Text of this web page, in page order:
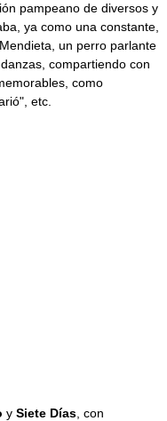
pampeano de diversos y
ya como una constante,
un perro parlante
compartiendo con
como
etc.
y Siete Días , con